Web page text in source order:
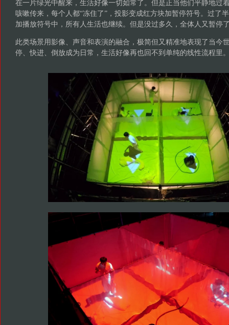
到了最后一场，隔离的帘子被拉开。老年夫妻的紧张关系似乎缓和
乐背景下，跳了一曲慢板的华尔兹，而脚下是因为疫情数据越变越
的电子舞曲响起，影像也成酷炫的数据化视觉，一群年轻人冲进表
世界末日之前最后的派对……